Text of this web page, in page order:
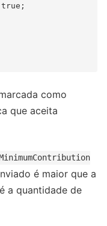
como
que aceita
é maior que a
é a quantidade de